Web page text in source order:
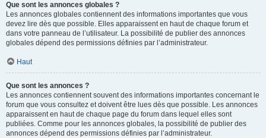
Que sont les annonces globales ?
Les annonces globales contiennent des informations importantes que vous
devez lire dès que possible. Elles apparaissent en haut de chaque forum et
dans votre panneau de l’utilisateur. La possibilité de publier des annonces
globales dépend des permissions définies par l’administrateur.
Haut
Que sont les annonces ?
Les annonces contiennent souvent des informations importantes concernant le
forum que vous consultez et doivent être lues dès que possible. Les annonces
apparaissent en haut de chaque page du forum dans lequel elles sont
publiées. Comme pour les annonces globales, la possibilité de publier des
annonces dépend des permissions définies par l’administrateur.